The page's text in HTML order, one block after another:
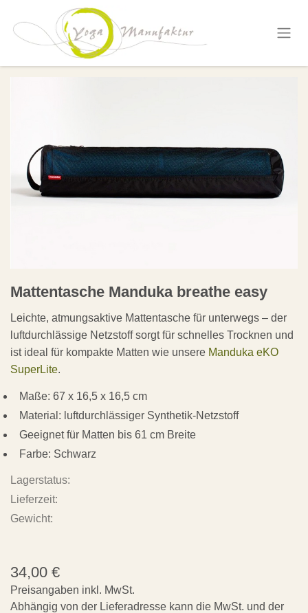
Zum Inhalt springen
Mattentasche Manduka breathe easy
Leichte, atmungsaktive Mattentasche für unterwegs – der
luftdurchlässige Netzstoff sorgt für schnelles Trocknen und
ist ideal für kompakte Matten wie unsere Manduka eKO
SuperLite.
Maße: 67 x 16,5 x 16,5 cm
Material: luftdurchlässiger Synthetik-Netzstoff
Geeignet für Matten bis 61 cm Breite
Farbe: Schwarz
Lagerstatus:
Lieferzeit:
Gewicht:
34,00 €
Preisangaben inkl. MwSt.
Abhängig von der Lieferadresse kann die MwSt. und der